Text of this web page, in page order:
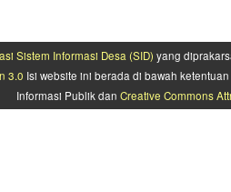
Sistem Informasi Desa (SID) yang
3.0 Isi website ini berada di bawah
Informasi Publik dan Creative Commons